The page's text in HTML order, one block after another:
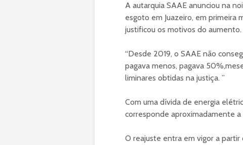
A autarquia SAAE anunciou na
esgoto em Juazeiro, em primeira
justificou os motivos do aumento.
“Desde 2019, o SAAE não
pagava menos, pagava
liminares obtidas na justiça. ”
Com uma dívida de energia
corresponde aproximadamente a
O reajuste entra em vigor a partir